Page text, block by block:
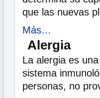
que las nuevas
Más…
Alergia
La alergia es
sistema
personas, no